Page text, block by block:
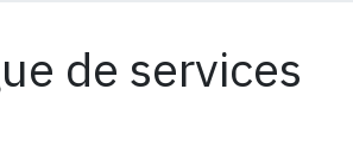
de services